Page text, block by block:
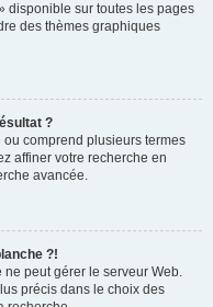
disponible sur toutes les pages
des thèmes graphiques
?
comprend plusieurs termes
affiner votre recherche en
avancée.
?!
peut gérer le serveur Web.
précis dans le choix des